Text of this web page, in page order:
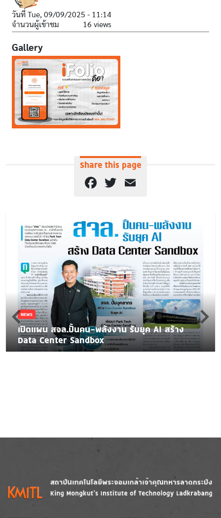
วันที่ Tue, 09/09/2025 - 11:14
จำนวนผู้เข้าชม
16 views
Gallery
Share this page
Facebook
Twitter
NEWS
เปิดแผน สจล.ปั้นคน-พลังงาน รับยุค AI สร้าง
Data Center Sandbox
Image